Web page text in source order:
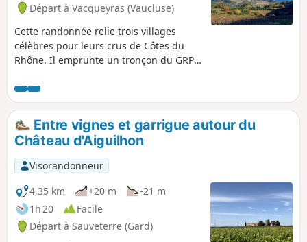
Départ à Vacqueyras (Vaucluse)
Cette randonnée relie trois villages
célèbres pour leurs crus de Côtes du
Rhône. Il emprunte un tronçon du GRP®
par deux chapelles : Notre-Dame
d'Aubune et la Chapelle Saint-Hilaire sur
le plateau des Courens.
Entre vignes et garrigue autour du
Château d'Aiguilhon
Visorandonneur
4,35 km
+20 m
-21 m
1h 20
Facile
Départ à Sauveterre (Gard)